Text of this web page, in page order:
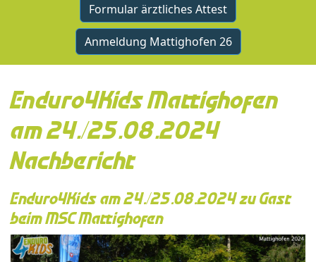
Formular ärztliches Attest
Anmeldung Mattighofen 26
Enduro4Kids Mattighofen
am 24./25.08.2024
Nachbericht
Enduro4Kids am 24./25.08.2024 zu Gast
beim MSC Mattighofen